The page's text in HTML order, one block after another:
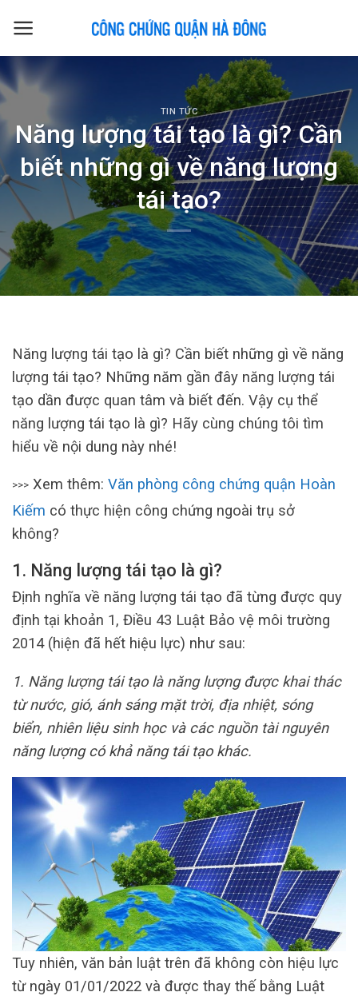
TIN TỨC
Năng lượng tái tạo là gì? Cần
biết những gì về năng lượng
tái tạo?
Năng lượng tái tạo là gì? Cần biết những gì về năng
lượng tái tạo? Những năm gần đây năng lượng tái
tạo dần được quan tâm và biết đến. Vậy cụ thể
năng lượng tái tạo là gì? Hãy cùng chúng tôi tìm
hiểu về nội dung này nhé!
>>> Xem thêm: Văn phòng công chứng quận Hoàn
Kiếm có thực hiện công chứng ngoài trụ sở
không?
1. Năng lượng tái tạo là gì?
Định nghĩa về năng lượng tái tạo đã từng được quy
định tại khoản 1, Điều 43 Luật Bảo vệ môi trường
2014 (hiện đã hết hiệu lực) như sau:
1. Năng lượng tái tạo là năng lượng được khai thác
từ nước, gió, ánh sáng mặt trời, địa nhiệt, sóng
biển, nhiên liệu sinh học và các nguồn tài nguyên
năng lượng có khả năng tái tạo khác.
Tuy nhiên, văn bản luật trên đã không còn hiệu lực
từ ngày 01/01/2022 và được thay thế bằng Luật